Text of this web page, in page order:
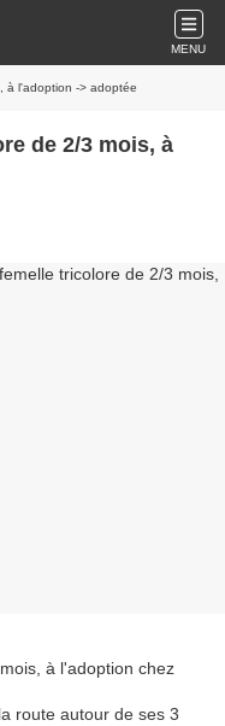
MENU
à l'adoption -> adoptée
de 2/3 mois, à
à l'adoption chez
route autour de ses 3